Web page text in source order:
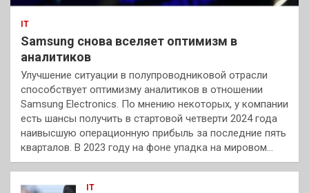
IT
Samsung снова вселяет оптимизм в
аналитиков
Улучшение ситуации в полупроводниковой отрасли
способствует оптимизму аналитиков в отношении
Samsung Electronics. По мнению некоторых, у компании
есть шансы получить в стартовой четверти 2024 года
наивысшую операционную прибыль за последние пять
кварталов. В 2023 году на фоне упадка на мировом…
IT